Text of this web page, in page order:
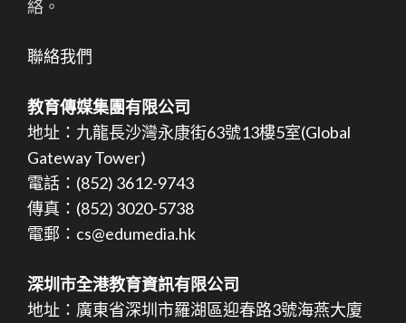
絡。
聯絡我們
教育傳媒集團有限公司
地址：九龍長沙灣永康街63號13樓5室(Global
Gateway Tower)
電話：(852) 3612-9743
傳真：(852) 3020-5738
電郵：cs@edumedia.hk
深圳市全港教育資訊有限公司
地址：廣東省深圳市羅湖區迎春路3號海燕大廈